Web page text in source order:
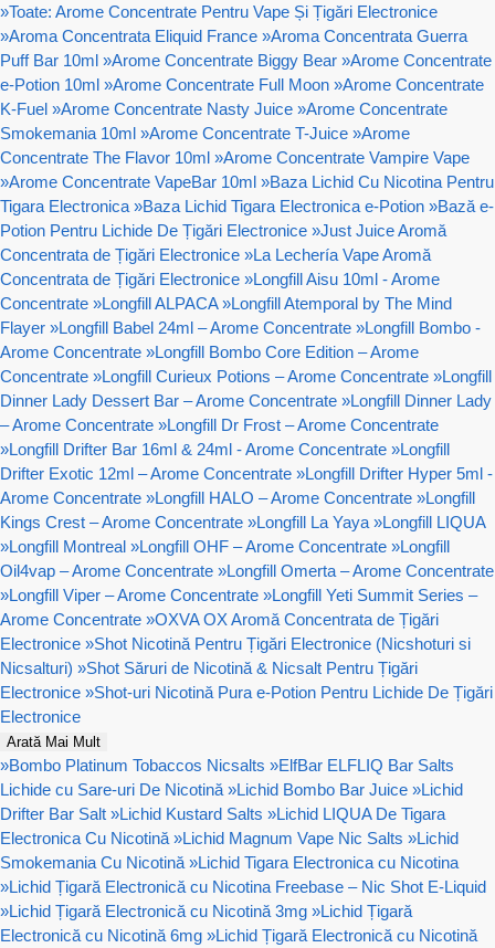
»Toate: Arome Concentrate Pentru Vape Și Țigări Electronice
»Aroma Concentrata Eliquid France »Aroma Concentrata Guerra
Puff Bar 10ml »Arome Concentrate Biggy Bear »Arome Concentrate
e-Potion 10ml »Arome Concentrate Full Moon »Arome Concentrate
K-Fuel »Arome Concentrate Nasty Juice »Arome Concentrate
Smokemania 10ml »Arome Concentrate T-Juice »Arome
Concentrate The Flavor 10ml »Arome Concentrate Vampire Vape
»Arome Concentrate VapeBar 10ml »Baza Lichid Cu Nicotina Pentru
Tigara Electronica »Baza Lichid Tigara Electronica e-Potion »Bază e-
Potion Pentru Lichide De Țigări Electronice »Just Juice Aromă
Concentrata de Țigări Electronice »La Lechería Vape Aromă
Concentrata de Țigări Electronice »Longfill Aisu 10ml - Arome
Concentrate »Longfill ALPACA »Longfill Atemporal by The Mind
Flayer »Longfill Babel 24ml – Arome Concentrate »Longfill Bombo -
Arome Concentrate »Longfill Bombo Core Edition – Arome
Concentrate »Longfill Curieux Potions – Arome Concentrate »Longfill
Dinner Lady Dessert Bar – Arome Concentrate »Longfill Dinner Lady
– Arome Concentrate »Longfill Dr Frost – Arome Concentrate
»Longfill Drifter Bar 16ml & 24ml - Arome Concentrate »Longfill
Drifter Exotic 12ml – Arome Concentrate »Longfill Drifter Hyper 5ml -
Arome Concentrate »Longfill HALO – Arome Concentrate »Longfill
Kings Crest – Arome Concentrate »Longfill La Yaya »Longfill LIQUA
»Longfill Montreal »Longfill OHF – Arome Concentrate »Longfill
Oil4vap – Arome Concentrate »Longfill Omerta – Arome Concentrate
»Longfill Viper – Arome Concentrate »Longfill Yeti Summit Series –
Arome Concentrate »OXVA OX Aromă Concentrata de Țigări
Electronice »Shot Nicotină Pentru Țigări Electronice (Nicshoturi si
Nicsalturi) »Shot Săruri de Nicotină & Nicsalt Pentru Țigări
Electronice »Shot-uri Nicotină Pura e-Potion Pentru Lichide De Țigări
Electronice
Arată Mai Mult
»Bombo Platinum Tobaccos Nicsalts »ElfBar ELFLIQ Bar Salts
Lichide cu Sare-uri De Nicotină »Lichid Bombo Bar Juice »Lichid
Drifter Bar Salt »Lichid Kustard Salts »Lichid LIQUA De Tigara
Electronica Cu Nicotină »Lichid Magnum Vape Nic Salts »Lichid
Smokemania Cu Nicotină »Lichid Tigara Electronica cu Nicotina
»Lichid Țigară Electronică cu Nicotina Freebase – Nic Shot E-Liquid
»Lichid Țigară Electronică cu Nicotină 3mg »Lichid Țigară
Electronică cu Nicotină 6mg »Lichid Țigară Electronică cu Nicotină